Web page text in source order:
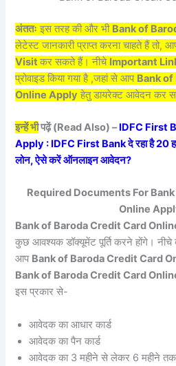
अंततः इस तरह की और भी Bank of
लेटेस्ट जानकारी प्राप्त करना चाहते हैं तो,
Visitकर सकते हैं। नीचे Important
प्रोवाइड किया गया है ,जहां से आप Bank
Online Apply हेतु डायरेक्ट आवेदन कर
इन्हें भीपढ़ें (Read Also) –IDFC First
Apply : IDFC First Bank दे रहा है 20
लोन, ऐसे करें ऑनलाइन आवेदन?
Required Documents For
Online
Bank of Baroda Credit Card
कुछ आवश्यक डॉक्यूमेंट पूर्ति करने होंगे। नीचे
आप Bank of Baroda Credit Card
Bank of Baroda Credit Card
इस प्रकार से-
आवेदक का आधार कार्ड
आवेदक का पैन कार्ड
आवेदक का 3 महीने से लेकर 6 महीने